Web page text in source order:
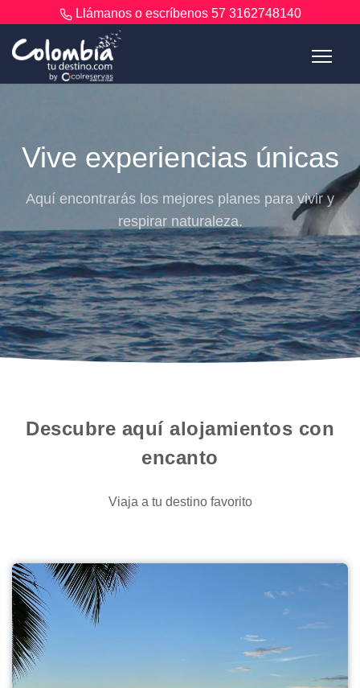
Llámanos o escríbenos 57 3162748140
Vive experiencias únicas
Aquí encontrarás los mejores planes para vivir y
respirar naturaleza.
Descubre aquí alojamientos con
encanto
Viaja a tu destino favorito